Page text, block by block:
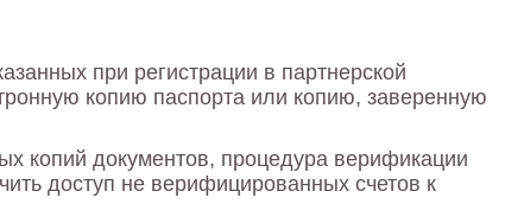
при регистрации в партнерской
копию паспорта или копию, заверенную
копий документов, процедура верификации
доступ не верифицированных счетов к